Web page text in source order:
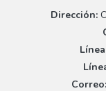
Dirección:
Correo: